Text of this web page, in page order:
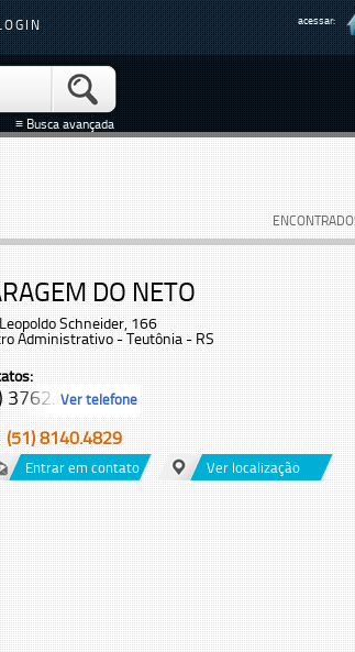
acessar:
≡ Busca avançada
DO NETO
Schneider, 166
Administrativo - Teutônia - RS
3762.8...Ver telefone
(51) 8140.4829
Entrar em contato Ver localização